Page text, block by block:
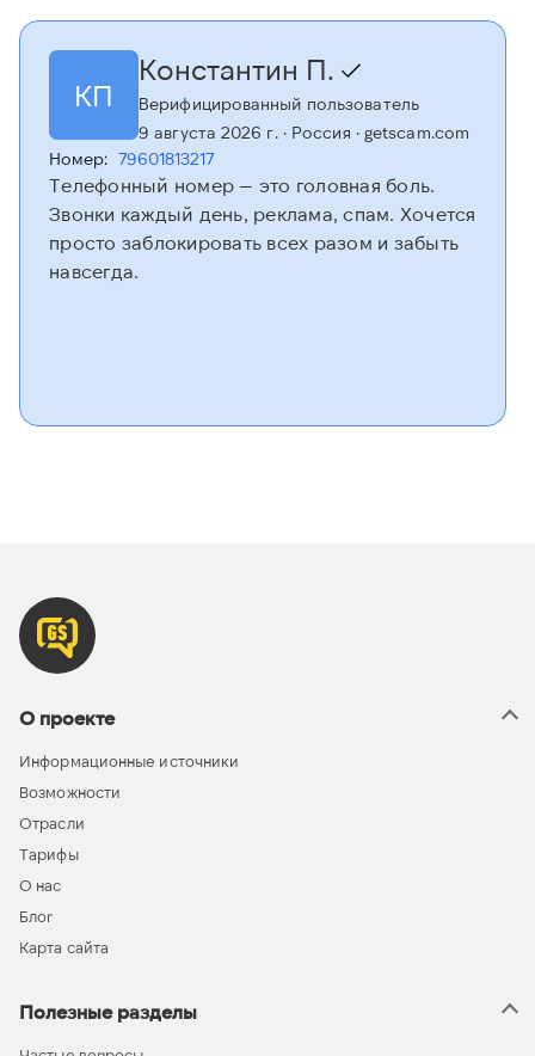
КП
Константин П.
Верифицированный пользователь
9 августа 2026 г.· Россия · getscam.com
Номер: 79601813217
Телефонный номер — это головная боль.
Звонки каждый день, реклама, спам. Хочется
просто заблокировать всех разом и забыть
навсегда.
О проекте
Информационные источники
Возможности
Отрасли
Тарифы
О нас
Блог
Карта сайта
Полезные разделы